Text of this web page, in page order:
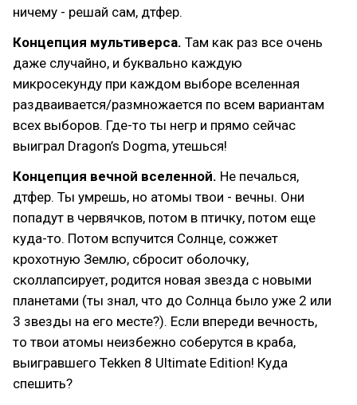
ничему - решай сам, дтфер.
Концепция мультиверса. Там как раз все очень
даже случайно, и буквально каждую
микросекунду при каждом выборе вселенная
раздваивается/размножается по всем вариантам
всех выборов. Где-то ты негр и прямо сейчас
выиграл Dragon’s Dogma, утешься!
Концепция вечной вселенной. Не печалься,
дтфер. Ты умрешь, но атомы твои - вечны. Они
попадут в червячков, потом в птичку, потом еще
куда-то. Потом вспучится Солнце, сожжет
крохотную Землю, сбросит оболочку,
сколлапсирует, родится новая звезда с новыми
планетами (ты знал, что до Солнца было уже 2 или
3 звезды на его месте?). Если впереди вечность,
то твои атомы неизбежно соберутся в краба,
выигравшего Tekken 8 Ultimate Edition! Куда
спешить?